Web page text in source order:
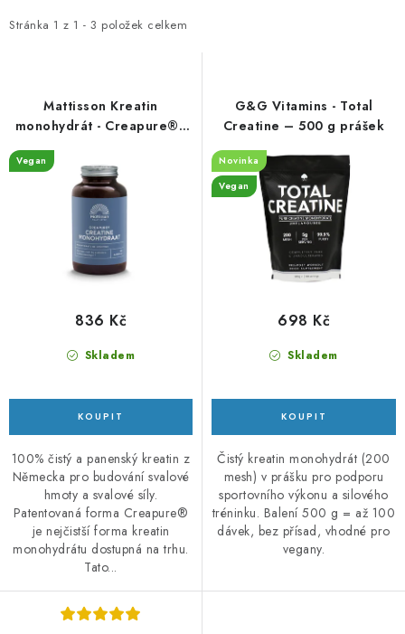
i
o
d
u
Stránka 1 z 1 - 3 položek celkem
e
r
o
d
Mattisson Kreatin
monohydrát - Creapure® -
Vegan
Skladem
836 Kč
100% čistý a panenský kreatin z
Německa pro budování svalové
hmoty a svalové síly.
Patentovaná forma Creapure®
je nejčistší forma kreatin
monohydrátu dostupná na trhu.
Tato...
G&G Vitamins - Total
Creatine – 500 g prášek
Novinka
Vegan
Skladem
698 Kč
Čistý kreatin monohydrát (200
mesh) v prášku pro podporu
sportovního výkonu a silového
tréninku. Balení 500 g = až 100
dávek, bez přísad, vhodné pro
vegany.